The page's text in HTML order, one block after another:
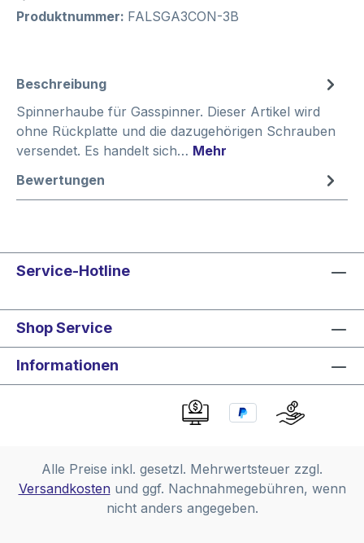
Produktnummer: FALSGA3CON-3B
Beschreibung
Spinnerhaube für Gasspinner. Dieser Artikel wird
ohne Rückplatte und die dazugehörigen Schrauben
versendet. Es handelt sich… Mehr
Bewertungen
Service-Hotline
Shop Service
Informationen
Alle Preise inkl. gesetzl. Mehrwertsteuer zzgl.
Versandkostenund ggf. Nachnahmegebühren, wenn
nicht anders angegeben.